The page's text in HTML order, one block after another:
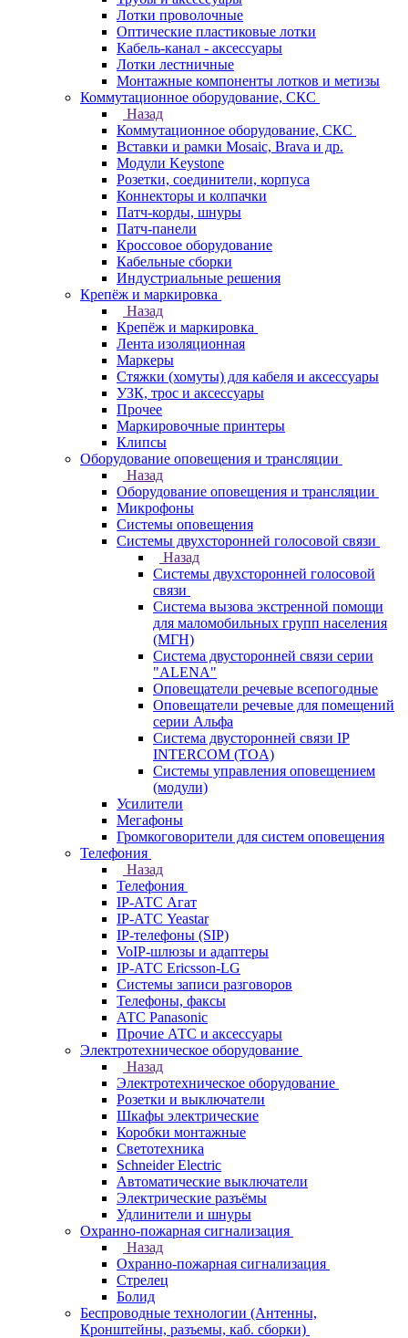
Лотки проволочные
Оптические пластиковые лотки
Кабель-канал - аксессуары
Лотки лестничные
Монтажные компоненты лотков и метизы
Коммутационное оборудование, СКС
Назад
Коммутационное оборудование, СКС
Вставки и рамки Mosaic, Brava и др.
Модули Keystone
Розетки, соединители, корпуса
Коннекторы и колпачки
Патч-корды, шнуры
Патч-панели
Кроссовое оборудование
Кабельные сборки
Индустриальные решения
Крепёж и маркировка
Назад
Крепёж и маркировка
Лента изоляционная
Маркеры
Стяжки (хомуты) для кабеля и аксессуары
УЗК, трос и аксессуары
Прочее
Маркировочные принтеры
Клипсы
Оборудование оповещения и трансляции
Назад
Оборудование оповещения и трансляции
Микрофоны
Системы оповещения
Системы двухсторонней голосовой связи
Назад
Системы двухсторонней голосовой
связи
Система вызова экстренной помощи
для маломобильных групп населения
(МГН)
Система двусторонней связи серии
"ALENA"
Оповещатели речевые всепогодные
Оповещатели речевые для помещений
серии Альфа
Система двусторонней связи IP
INTERCOM (TOA)
Системы управления оповещением
(модули)
Усилители
Мегафоны
Громкоговорители для систем оповещения
Телефония
Назад
Телефония
IP-АТС Агат
IP-АТС Yeastar
IP-телефоны (SIP)
VoIP-шлюзы и адаптеры
IP-АТС Ericsson-LG
Системы записи разговоров
Телефоны, факсы
АТС Panasonic
Прочие АТС и аксессуары
Электротехническое оборудование
Назад
Электротехническое оборудование
Розетки и выключатели
Шкафы электрические
Коробки монтажные
Светотехника
Schneider Electric
Автоматические выключатели
Электрические разъёмы
Удлинители и шнуры
Охранно-пожарная сигнализация
Назад
Охранно-пожарная сигнализация
Стрелец
Болид
Беспроводные технологии (Антенны,
Кронштейны, разъемы, каб. сборки)